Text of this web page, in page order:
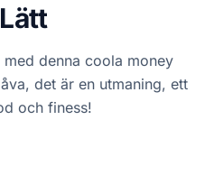
denna coola money
det är en utmaning, ett
och finess!